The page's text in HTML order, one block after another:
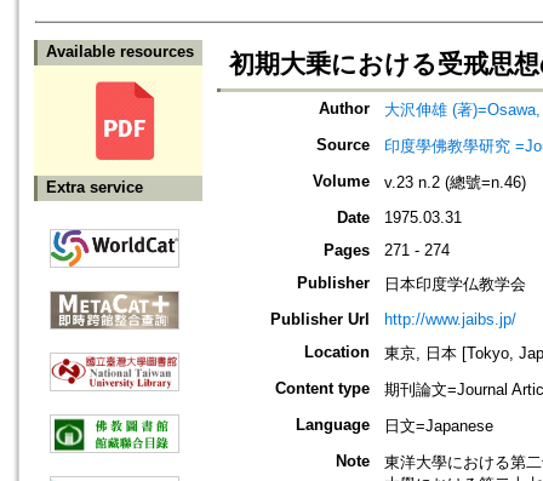
Available resources
Extra service
初期大乗における受戒思
Author
大沢伸雄 (著
Source
印度學佛教學研究
Volume
v.23 n.2 (總號=n.46)
Date
1975.03.31
Pages
271 - 274
Publisher
日本印度学仏教学会
Publisher Url
http://www.jaibs.jp/
Location
東京, 日本 [Tokyo,
Content type
期刊論文=Journal
Language
日文=Japanese
Note
東洋大學における第